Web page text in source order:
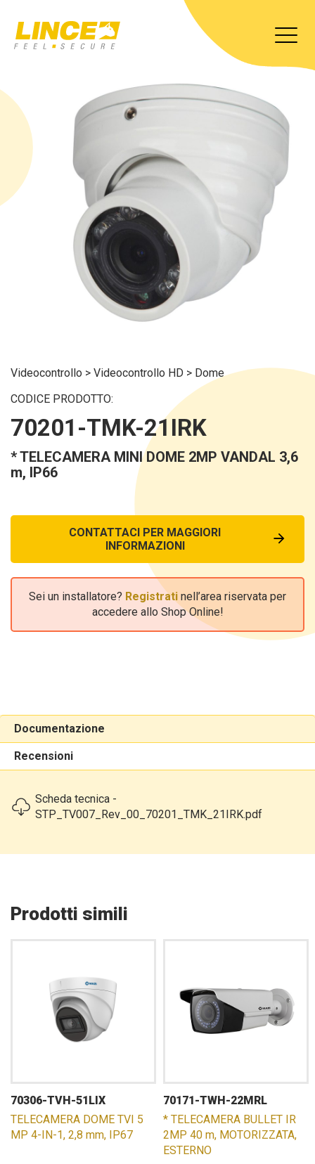
Videocontrollo > Videocontrollo HD > Dome
CODICE PRODOTTO:
70201-TMK-21IRK
* TELECAMERA MINI DOME 2MP VANDAL 3,6
m, IP66
CONTATTACI PER MAGGIORI
INFORMAZIONI
Sei un installatore? Registrati nell’area riservata per
accedere allo Shop Online!
Documentazione
Recensioni
Scheda tecnica -
STP_TV007_Rev_00_70201_TMK_21IRK.pdf
Prodotti simili
70306-TVH-51LIX
TELECAMERA DOME TVI 5
MP 4-IN-1, 2,8 mm, IP67
70171-TWH-22MRL
* TELECAMERA BULLET IR
2MP 40 m, MOTORIZZATA,
ESTERNO